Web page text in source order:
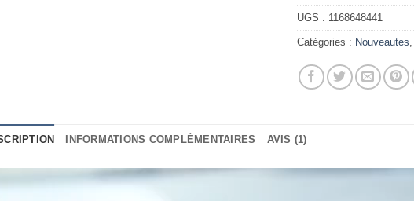
UGS : 1168648441
Catégories : Nouveautes
INFORMATIONS COMPLÉMENTAIRES AVIS (1)